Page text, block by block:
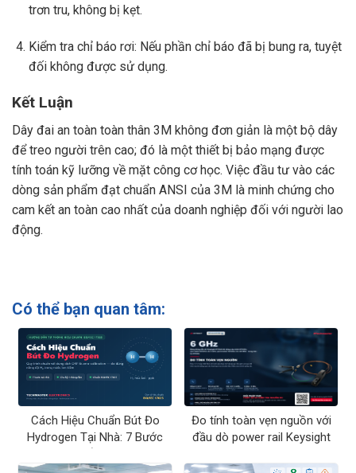
trơn tru, không bị kẹt.
Kiểm tra chỉ báo rơi: Nếu phần chỉ báo đã bị bung ra, tuyệt
đối không được sử dụng.
Kết Luận
Dây đai an toàn toàn thân 3M không đơn giản là một bộ dây
để treo người trên cao; đó là một thiết bị bảo mạng được
tính toán kỹ lưỡng về mặt công cơ học. Việc đầu tư vào các
dòng sản phẩm đạt chuẩn ANSI của 3M là minh chứng cho
cam kết an toàn cao nhất của doanh nghiệp đối với người lao
động.
Có thể bạn quan tâm:
Cách Hiệu Chuẩn Bút Đo
Hydrogen Tại Nhà: 7 Bước
Đo tính toàn vẹn nguồn với
đầu dò power rail Keysight